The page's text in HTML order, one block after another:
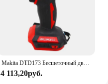
Makita DTD173 Бесщеточный двигатель 180 Нм Отвертка Аккумуляторная электрическая ударная дрель Торп Электроинструмент для батареи 18 В
4 113,20руб.